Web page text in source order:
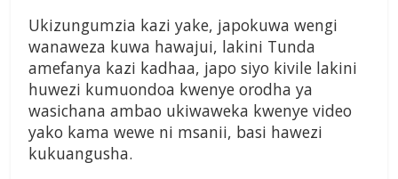
Ukizungumzia kazi yake, japokuwa wengi
wanaweza kuwa hawajui, lakini Tunda
amefanya kazi kadhaa, japo siyo kivile lakini
huwezi kumuondoa kwenye orodha ya
wasichana ambao ukiwaweka kwenye video
yako kama wewe ni msanii, basi hawezi
kukuangusha.